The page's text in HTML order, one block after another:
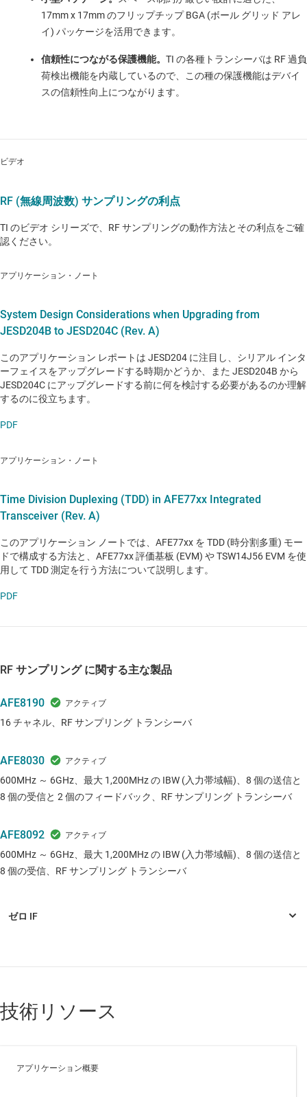
17mm x 17mm のフリップチップ BGA (ボール グリッド アレ
イ) パッケージを活用できます。
信頼性につながる保護機能。 TI の各種トランシーバは RF 過負
荷検出機能を内蔵しているので、この種の保護機能はデバイ
スの信頼性向上につながります。
ビデオ
RF (無線周波数) サンプリングの利点
TI のビデオ シリーズで、RF サンプリングの動作方法とその利点をご確
認ください。
アプリケーション・ノート
System Design Considerations when Upgrading from
JESD204B to JESD204C (Rev. A)
このアプリケーション レポートは JESD204 に注目し、シリアル インタ
ーフェイスをアップグレードする時期かどうか、また JESD204B から
JESD204C にアップグレードする前に何を検討する必要があるのか理解
するのに役立ちます。
PDF
アプリケーション・ノート
Time Division Duplexing (TDD) in AFE77xx Integrated
Transceiver (Rev. A)
このアプリケーション ノートでは、AFE77xx を TDD (時分割多重) モー
ドで構成する方法と、AFE77xx 評価基板 (EVM) や TSW14J56 EVM を使
用して TDD 測定を行う方法について説明します。
PDF
RF サンプリング に関する主な製品
AFE8190
16 チャネル、RF サンプリング トランシーバ
AFE8030
600MHz ～ 6GHz、最大 1,200MHz の IBW (入力帯域幅)、8 個の送信と
8 個の受信と 2 個のフィードバック、RF サンプリング トランシーバ
AFE8092
600MHz ～ 6GHz、最大 1,200MHz の IBW (入力帯域幅)、8 個の送信と
8 個の受信、RF サンプリング トランシーバ
技術リソース
アプリケーション概要